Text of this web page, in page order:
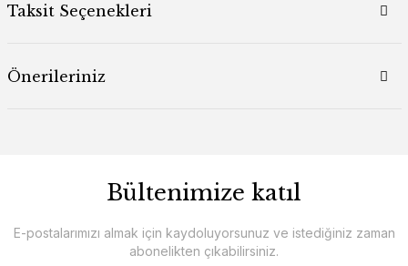
Taksit Seçenekleri
Önerileriniz
Bültenimize katıl
E-postalarımızı almak için kaydoluyorsunuz ve istediğiniz zaman
abonelikten çıkabilirsiniz.